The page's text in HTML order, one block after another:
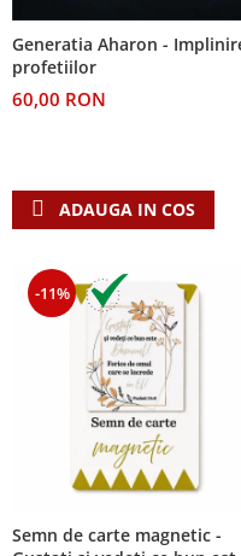
Despre afaceri
Dezvoltare personala
Generatia Aharon -
profetiilor
60,00 RON
ADAUGA IN COS
-11%
Semn de carte magnetic -